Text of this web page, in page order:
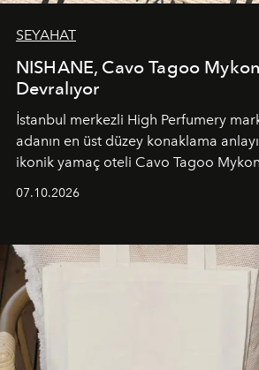
SEYAHAT
NISHANE, Cavo Tagoo
Devralıyor
İstanbul merkezli High Perfumery
adanın en üst düzey konaklama
ikonik yamaç oteli Cavo Tagoo
buluşturarak markanın Cavo
sürükleyici ve mevsime özel bir
07.10.2026